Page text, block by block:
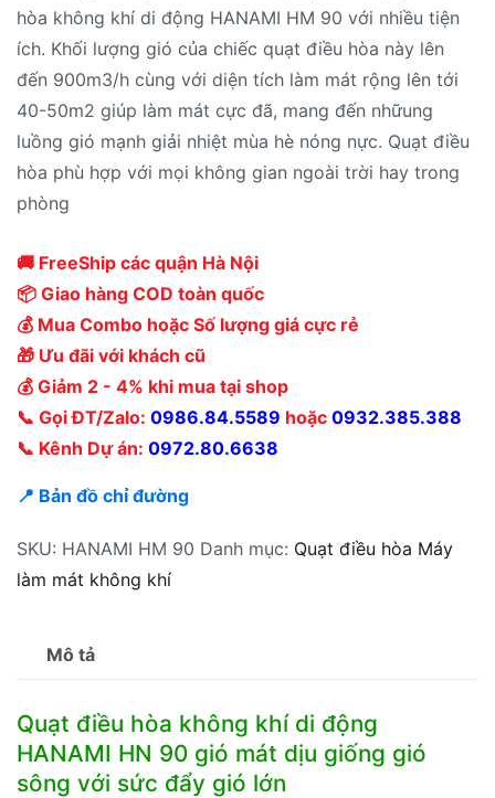
hòa không khí di động HANAMI HM 90 với nhiều tiện
ích. Khối lượng gió của chiếc quạt điều hòa này lên
đến 900m3/h cùng với diện tích làm mát rộng lên tới
40-50m2 giúp làm mát cực đã, mang đến nhữung
luồng gió mạnh giải nhiệt mùa hè nóng nực. Quạt điều
hòa phù hợp với mọi không gian ngoài trời hay trong
phòng
🚚 FreeShip các quận Hà Nội
📦 Giao hàng COD toàn quốc
💰 Mua Combo hoặc Số lượng giá cực rẻ
🎁 Ưu đãi với khách cũ
💰 Giảm 2 - 4% khi mua tại shop
📞 Gọi ĐT/Zalo: 0986.84.5589 hoặc 0932.385.388
📞 Kênh Dự án: 0972.80.6638
📍 Bản đồ chỉ đường
SKU: HANAMI HM 90 Danh mục: Quạt điều hòa Máy
làm mát không khí
Mô tả
Quạt điều hòa không khí di động
HANAMI HN 90 gió mát dịu giống gió
sông với sức đẩy gió lớn